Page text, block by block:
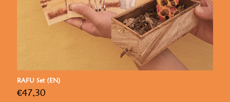
RAFU Set (EN)
€47,30